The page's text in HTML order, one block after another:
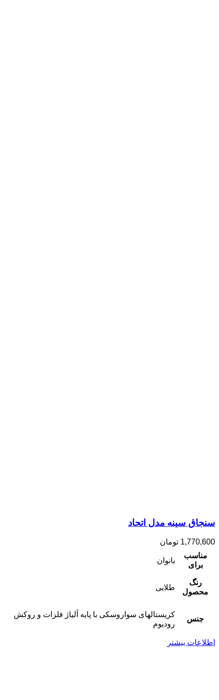
سنجاق سینه مدل اتحاد
1,770,600 تومان
مناسب
برای
بانوان
رنگ
محصول
طلایی
جنس
کریستالهای سواروسکی با پایه آلیاژ فلزات و روکش
رودیوم
اطلاعات بیشتر